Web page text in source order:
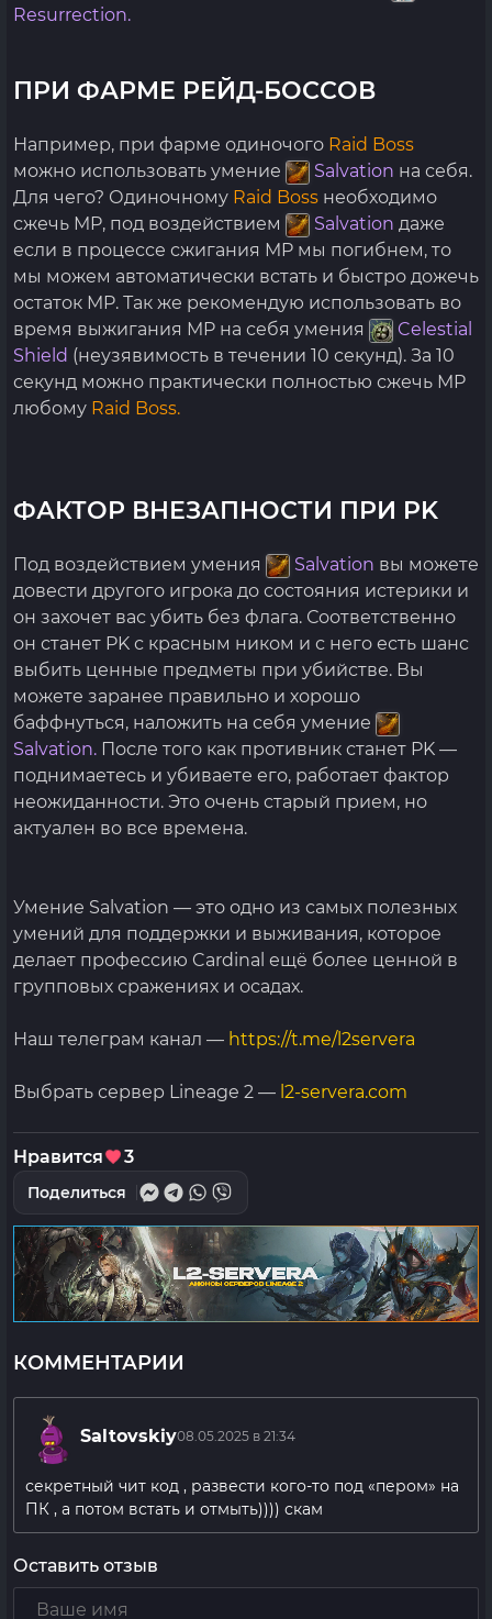
Resurrection.
ПРИ ФАРМЕ РЕЙД-БОССОВ
Например, при фарме одиночого Raid Boss
можно использовать умение
Salvation на себя.
Для чего? Одиночному Raid Boss необходимо
сжечь MP, под воздействием
Salvation даже
если в процессе сжигания MP мы погибнем, то
мы можем автоматически встать и быстро дожечь
остаток MP. Так же рекомендую использовать во
время выжигания MP на себя умения
Celestial
Shield (неузявимость в течении 10 секунд). За 10
секунд можно практически полностью сжечь MP
любому Raid Boss.
ФАКТОР ВНЕЗАПНОСТИ ПРИ PK
Под воздействием умения Salvation вы можете
довести другого игрока до состояния истерики и
он захочет вас убить без флага. Соответственно
он станет PK с красным ником и с него есть шанс
выбить ценные предметы при убийстве. Вы
можете заранее правильно и хорошо
баффнуться, наложить на себя умение
Salvation. После того как противник станет PK —
поднимаетесь и убиваете его, работает фактор
неожиданности. Это очень старый прием, но
актуален во все времена.
Умение Salvation — это одно из самых полезных
умений для поддержки и выживания, которое
делает профессию Cardinal ещё более ценной в
групповых сражениях и осадах.
Наш телеграм канал — https://t.me/l2servera
Выбрать сервер Lineage 2 — l2-servera.com
Нравится 3
Поделиться
КОММЕНТАРИИ
Saltovskiy08.05.2025 в 21:34
секретный чит код , развести кого-то под «пером» на
ПК , а потом встать и отмыть)))) скам
Оставить отзыв